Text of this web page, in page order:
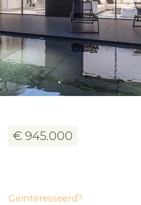
9 foto's
€ 945.000
Geinteresseerd?